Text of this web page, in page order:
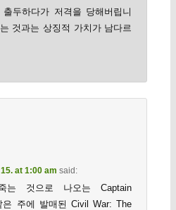
두하다가 저격을 당해버립니
것과는 상징적 가치가 남다르
at 1:00 am said:
는 것으로 나오는 Captain
은 주에 발매된 Civil War: The